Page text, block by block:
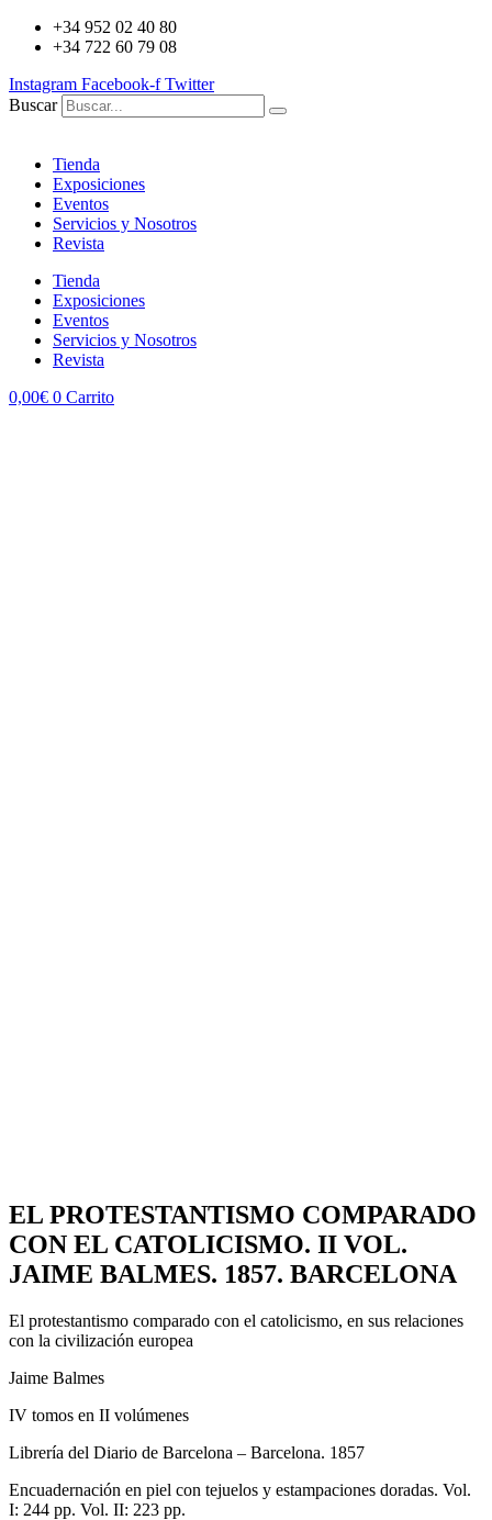
+34 952 02 40 80
+34 722 60 79 08
Instagram Facebook-f Twitter
Buscar
Tienda
Exposiciones
Eventos
Servicios y Nosotros
Revista
Tienda
Exposiciones
Eventos
Servicios y Nosotros
Revista
0,00€ 0 Carrito
EL PROTESTANTISMO COMPARADO
CON EL CATOLICISMO. II VOL.
JAIME BALMES. 1857. BARCELONA
El protestantismo comparado con el catolicismo, en sus relaciones
con la civilización europea
Jaime Balmes
IV tomos en II volúmenes
Librería del Diario de Barcelona – Barcelona. 1857
Encuadernación en piel con tejuelos y estampaciones doradas. Vol.
I: 244 pp. Vol. II: 223 pp.